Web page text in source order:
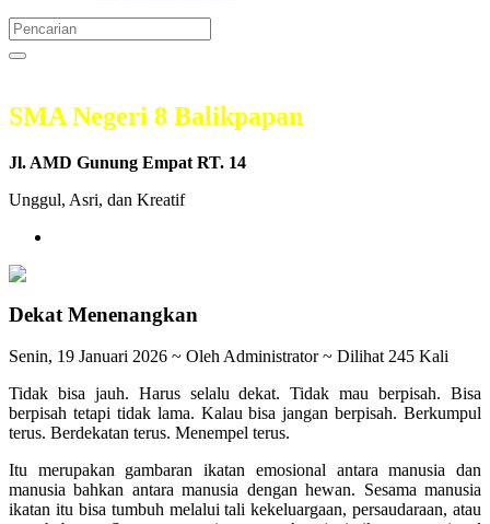
SMA Negeri 8 Balikpapan
Jl. AMD Gunung Empat RT. 14
Unggul, Asri, dan Kreatif
Dekat Menenangkan
Senin, 19 Januari 2026 ~ Oleh Administrator ~ Dilihat 245 Kali
Tidak bisa jauh. Harus selalu dekat. Tidak mau berpisah. Bisa
berpisah tetapi tidak lama. Kalau bisa jangan berpisah. Berkumpul
terus. Berdekatan terus. Menempel terus.
Itu merupakan gambaran ikatan emosional antara manusia dan
manusia bahkan antara manusia dengan hewan. Sesama manusia
ikatan itu bisa tumbuh melalui tali kekeluargaan, persaudaraan, atau